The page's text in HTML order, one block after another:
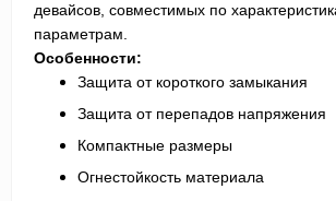
девайсов, совместимых по
параметрам.
Особенности:
Защита от короткого замыкания
Защита от перепадов напряжения
Компактные размеры
Огнестойкость материала